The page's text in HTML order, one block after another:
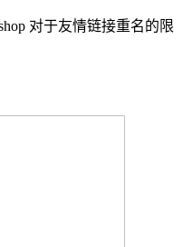
对于友情链接重名的限